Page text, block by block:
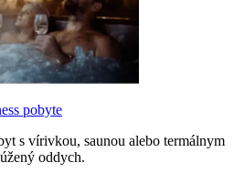
pobyte
s vírivkou, saunou alebo termálnym
oddych.